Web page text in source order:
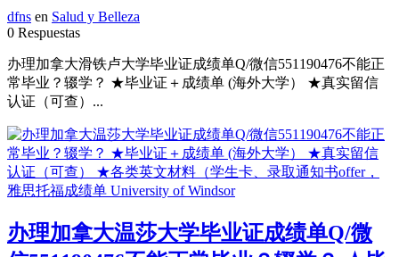
dfns en Salud y Belleza
0 Respuestas
办理加拿大滑铁卢大学毕业证成绩单Q/微信551190476不能正
常毕业？辍学？ ★毕业证＋成绩单 (海外大学） ★真实留信
认证（可查）...
办理加拿大温莎大学毕业证成绩单Q/微